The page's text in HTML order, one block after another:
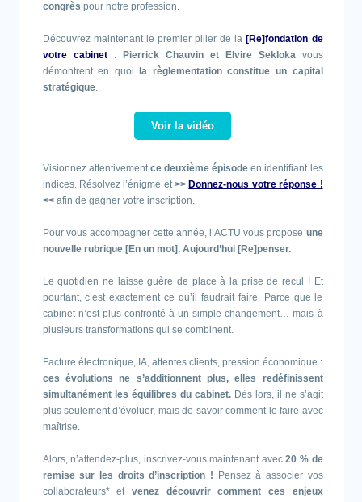
congrès pour notre profession.
Découvrez maintenant le premier pilier de la [Re]fondation de
votre cabinet: Pierrick Chauvin et Elvire Seklokavous
démontrent en quoi
la règlementation constitue un capital
stratégique.
Voir la vidéo
Visionnez attentivementce deuxième épisode en identifiant les
indices. Résolvez l’énigme et>> Donnez-nous votre réponse !
<<afin de gagner votre inscription.
Pour vous accompagner cette année, l’ACTU vous propose une
nouvelle rubrique [En un mot]. Aujourd’hui [Re]penser.
Le quotidien ne laisse guère de place à la prise de recul ! Et
pourtant, c’est exactement ce qu’il faudrait faire. Parce que le
cabinet n’est plus confronté à un simple changement… mais à
plusieurs transformations qui se combinent.
Facture électronique, IA, attentes clients, pression économique :
ces évolutions ne s’additionnent plus, elles redéfinissent
simultanément les équilibres du cabinet.Dès lors, il ne s’agit
plus seulement d’évoluer, mais de savoir comment le faire avec
maîtrise.
Alors, n’attendez-plus, inscrivez-vous maintenant avec20 % de
remise sur les droits d’inscription ! Pensez à associer vos
collaborateurs* et venez découvrir comment ces enjeux